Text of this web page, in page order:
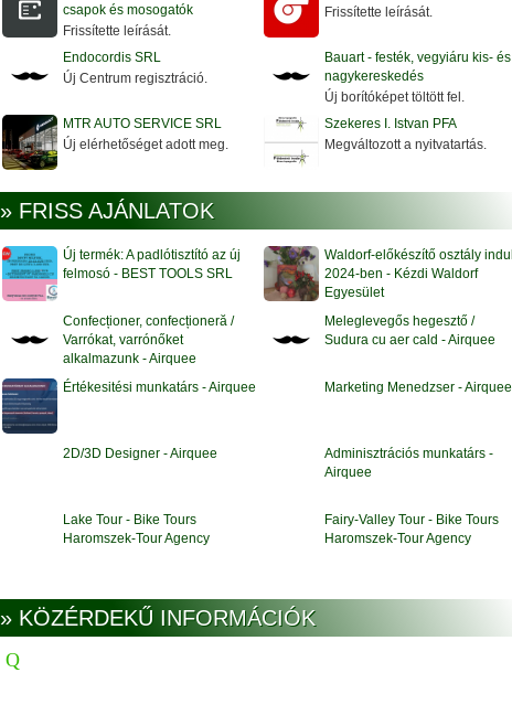
csapok és mosogatók
Frissítette leírását.
Frissítette leírását.
Endocordis SRL
Új Centrum regisztráció.
Bauart - festék, vegyiáru kis- és
nagykereskedés
Új borítóképet töltött fel.
MTR AUTO SERVICE SRL
Új elérhetőséget adott meg.
Szekeres I. Istvan PFA
Megváltozott a nyitvatartás.
» FRISS AJÁNLATOK
Új termék: A padlótisztító az új
felmosó - BEST TOOLS SRL
Waldorf-előkészítő osztály indul
2024-ben - Kézdi Waldorf
Egyesület
Confecționer, confecționeră /
Varrókat, varrónőket
alkalmazunk - Airquee
Meleglevegős hegesztő /
Sudura cu aer cald - Airquee
Értékesitési munkatárs - Airquee Marketing Menedzser - Airquee
2D/3D Designer - Airquee
Adminisztrációs munkatárs -
Airquee
Lake Tour - Bike Tours
Haromszek-Tour Agency
Fairy-Valley Tour - Bike Tours
Haromszek-Tour Agency
» KÖZÉRDEKŰ INFORMÁCIÓK